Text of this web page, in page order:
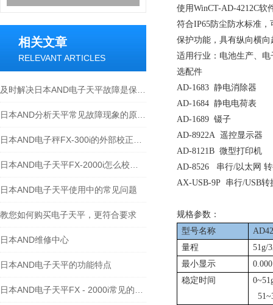
相关文章
RELEVANT ARTICLES
日本AND电子天平使用中的常见问题
教您如何购买电子天平，更符合要求
日本AND维修中心
日本AND电子天平的功能特点
使用WinCT-AD-4212C软
符合IP65防尘防水标准
保护功能，具有纵向横向
适用行业：电池生产、
选配件
AD-1683 静电消除器
AD-1684 静电电荷表
AD-1689 镊子
AD-8922A 遥控显示器
AD-8121B 微型打印机
AD-8526 串行/以太网
AX-USB-9P 串行/USB转
规格参数：
型号名称
量程
51g/
最小显示
稳定时间